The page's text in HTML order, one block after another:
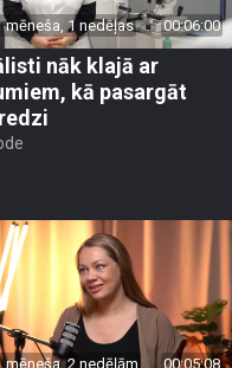
mēneša, 1 nedēļas 00:06:00
nāk klajā ar
kā pasargāt
mēneša, 2 nedēļām 00:05:08